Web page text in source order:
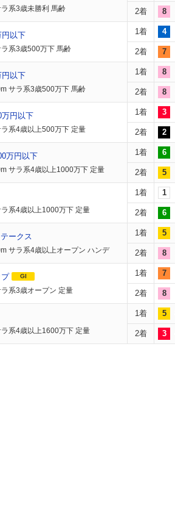
系3歳未勝利 馬齢 2着 8
円以下
系3歳500万下 馬齢
1着 4
2着 7
円以下
サラ系3歳500万下 馬齢
1着 8
2着 8
万円以下
系4歳以上500万下 定量
1着 3
2着 2
万円以下
サラ系4歳以上1000万下 定量
1着 6
2着 5
系4歳以上1000万下 定量
1着 1
2着 6
ークス
サラ系4歳以上オープン ハンデ
1着 5
2着 8
GI
系3歳オープン 定量
1着 7
2着 8
系4歳以上1600万下 定量
1着 5
2着 3